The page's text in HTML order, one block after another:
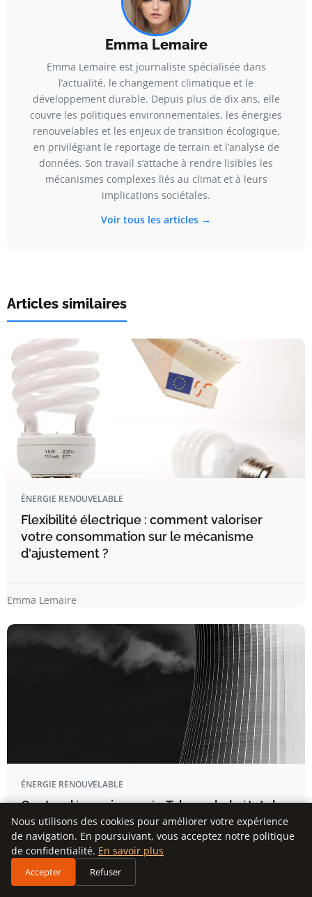
Emma Lemaire
Emma Lemaire est journaliste spécialisée dans
l’actualité, le changement climatique et le
développement durable. Depuis plus de dix ans, elle
couvre les politiques environnementales, les énergies
renouvelables et les enjeux de transition écologique,
en privilégiant le reportage de terrain et l’analyse de
données. Son travail s’attache à rendre lisibles les
mécanismes complexes liés au climat et à leurs
implications sociétales.
Voir tous les articles →
Articles similaires
ÉNERGIE RENOUVELABLE
Flexibilité électrique : comment valoriser
votre consommation sur le mécanisme
d'ajustement ?
Emma Lemaire
ÉNERGIE RENOUVELABLE
Quatre décennies après Tchernobyl : état des
réacteurs nucléaires en activité dans l’Union
européenne en cartes
EN BREF Tchernobyl : explosion en 1986, plus grave
accident nucléaire de…
Nous utilisons des cookies pour améliorer votre expérience
de navigation. En poursuivant, vous acceptez notre politique
de confidentialité. En savoir plus
Accepter Refuser